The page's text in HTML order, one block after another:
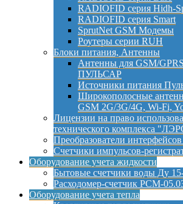
RADIOFID серия Hidh-
RADIOFID серия Smart
SprutNet GSM Модемы
Роутеры серии RUH
Блоки питания, Антенны
Антенны для GSM/
ПУЛЬСАР
Источники питания
Широкополосные
GSM 2G/3G/4G, Wi-Fi,
Лицензии на право
технического комплекса
Преобразователи
Счетчики импульсов-
Оборудование учета жидкости
Бытовые счетчики воды Ду
Расходомер-счетчик РСМ-
Оборудование учета тепла